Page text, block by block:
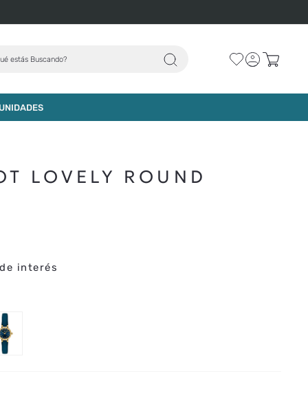
estás Buscando?
AGREGAR AL CARRO
LOVELY ROUND
interés